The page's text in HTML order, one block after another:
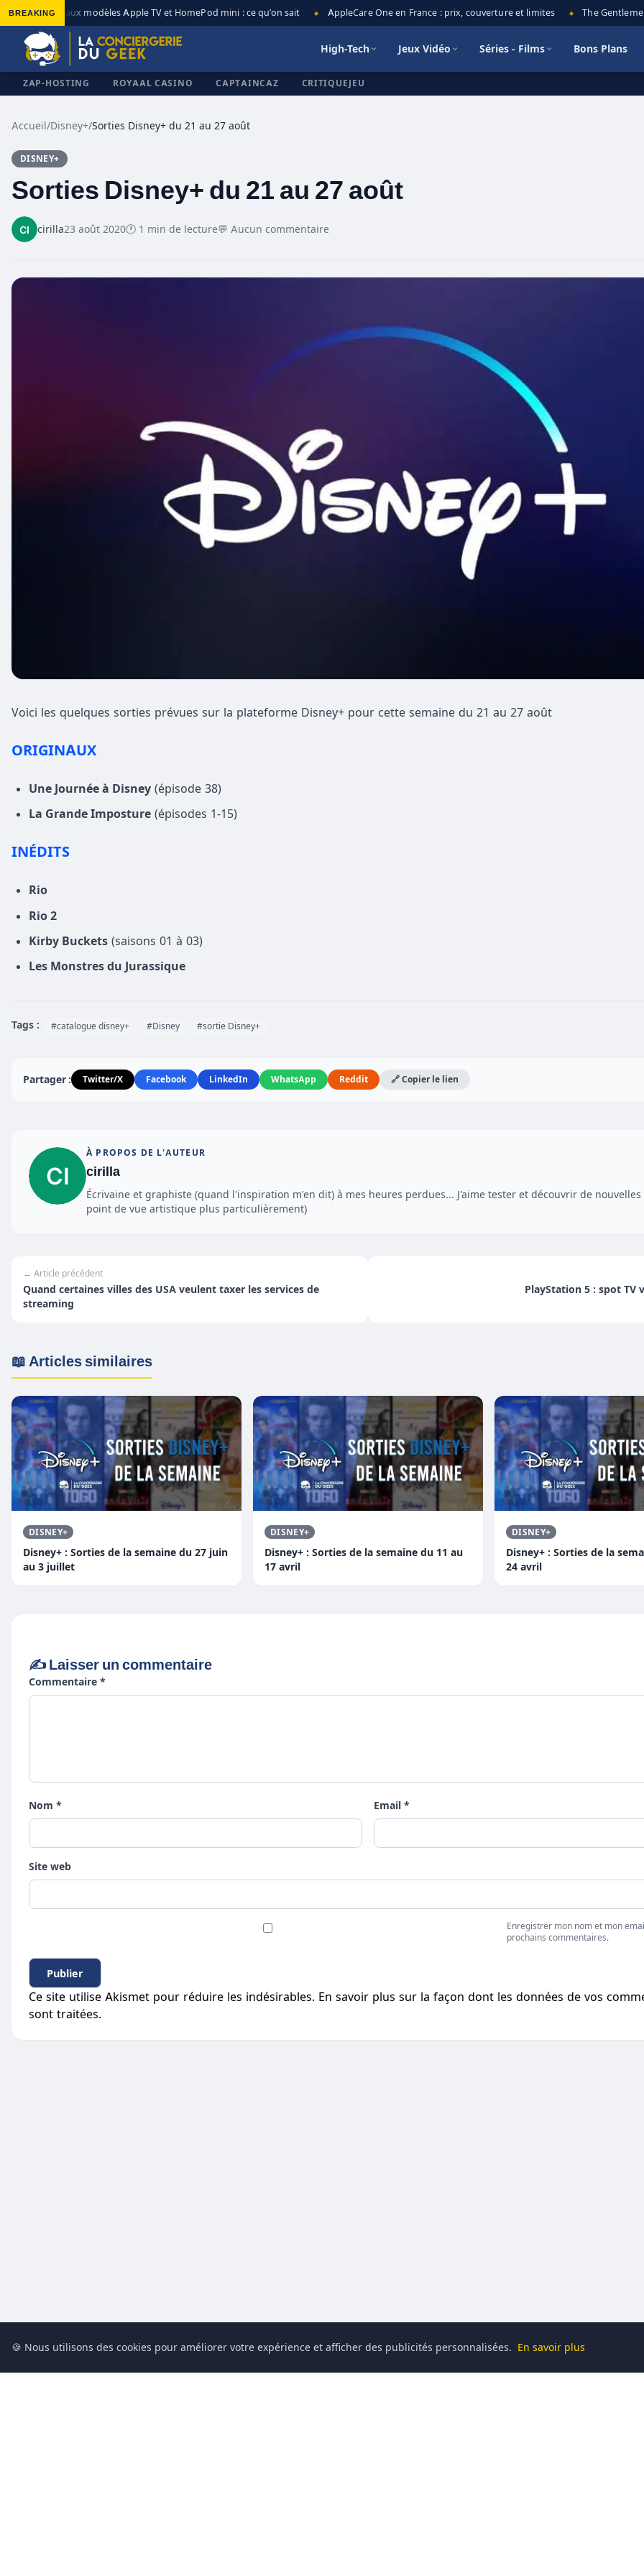
BREAKING
◆ Nouveaux modèles Apple TV et HomePod mini : ce qu’on sait AppleCare One en France : prix, couverture et limites The
High-Tech Jeux Vidéo Séries - Films Bons Plans
ZAP-HOSTING ROYAAL CASINO CAPTAINCAZ CRITIQUEJEU
Accueil/Disney+/Sorties Disney+ du 21 au 27 août
DISNEY+
Sorties Disney+ du 21 au 27 août
cirilla23 août 2020🕐 1 min de lecture💬 Aucun commentaire
Voici les quelques sorties prévues sur la plateforme Disney+ pour cette semaine du 21 au 27 août
ORIGINAUX
Une Journée à Disney (épisode 38)
La Grande Imposture (épisodes 1-15)
INÉDITS
Rio
Rio 2
Kirby Buckets (saisons 01 à 03)
Les Monstres du Jurassique
Tags : #catalogue disney+ #Disney #sortie Disney+
Partager : Twitter/X Facebook LinkedIn WhatsApp Reddit 🔗 Copier le lien
À PROPOS DE L'AUTEUR
cirilla
Écrivaine et graphiste (quand l'inspiration m'en dit) à mes heures perdues... J'aime tester et découvrir de nouvelles
point de vue artistique plus particulièrement)
← Article précédent
Quand certaines villes des USA veulent taxer les services de
streaming
PlayStation 5 : spot TV
📖 Articles similaires
DISNEY+
Disney+ : Sorties de la semaine du 27 juin
au 3 juillet
DISNEY+
Disney+ : Sorties de la semaine du 11 au
17 avril
DISNEY+
Disney+ : Sorties de la
24 avril
✍️ Laisser un commentaire
Commentaire *
Nom * Email *
Site web
Enregistrer mon nom et mon
prochains commentaires.
Ce site utilise Akismet pour réduire les indésirables. En savoir plus sur la façon dont les données de vos
sont traitées.
🍪 Nous utilisons des cookies pour améliorer votre expérience et afficher des publicités personnalisées. En savoir plus